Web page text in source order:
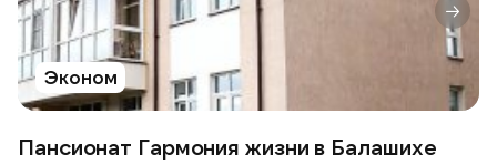
Эконом
Пансионат Гармония жизни в Балашихе